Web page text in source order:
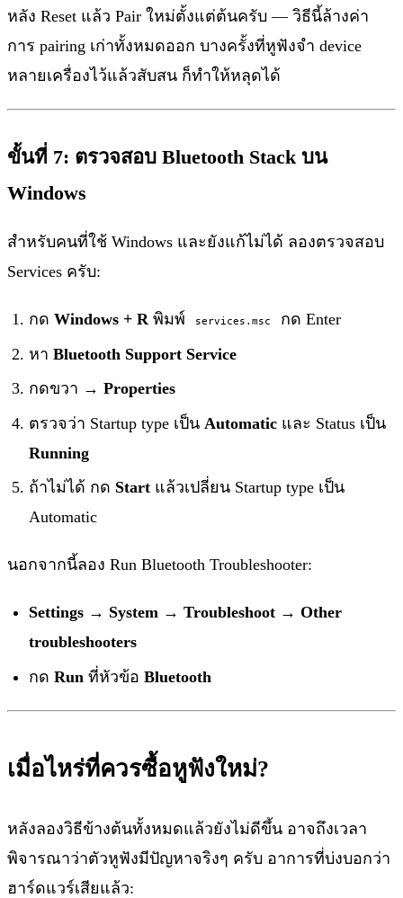
หลัง Reset แล้ว Pair ใหม่ตั้งแต่ต้นครับ — วิธีนี้ล้างค่า
การ pairing เก่าทั้งหมดออก บางครั้งที่หูฟังจำ device
หลายเครื่องไว้แล้วสับสน ก็ทำให้หลุดได้
ขั้นที่ 7: ตรวจสอบ Bluetooth Stack บน
Windows
สำหรับคนที่ใช้ Windows และยังแก้ไม่ได้ ลองตรวจสอบ
Services ครับ:
กด Windows + Rพิมพ์ services.msc
กด Enter
หา Bluetooth Support Service
กดขวา → Properties
ตรวจว่า Startup type เป็น Automatic และ Status เป็น
Running
ถ้าไม่ได้ กด Start แล้วเปลี่ยน Startup type เป็น
Automatic
นอกจากนี้ลอง Run Bluetooth Troubleshooter:
Settings → System → Troubleshoot → Other
troubleshooters
กด Run ที่หัวข้อ Bluetooth
เมื่อไหร่ที่ควรซื้อหูฟังใหม่?
หลังลองวิธีข้างต้นทั้งหมดแล้วยังไม่ดีขึ้น อาจถึงเวลา
พิจารณาว่าตัวหูฟังมีปัญหาจริงๆ ครับ อาการที่บ่งบอกว่า
ฮาร์ดแวร์เสียแล้ว: